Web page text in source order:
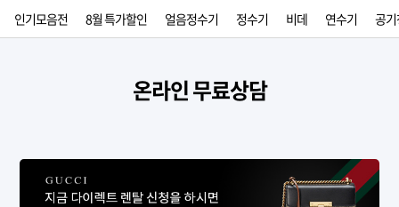
인기모음전 8월 특가할인 얼음정수기 정수기 비데 연수기 공
온라인 무료상담